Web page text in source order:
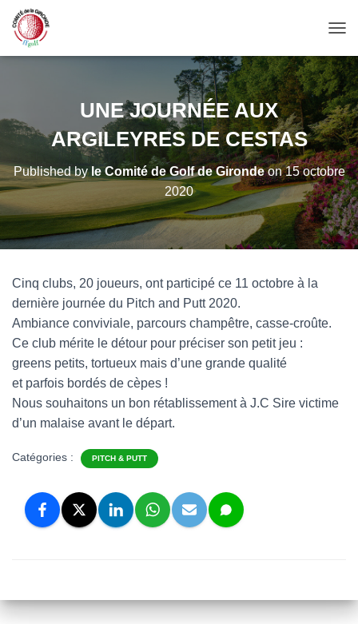
UNE JOURNÉE AUX
ARGILEYRES DE CESTAS
Published by le Comité de Golf de Girondeon15 octobre
2020
Cinq clubs, 20 joueurs, ont participé ce 11 octobre à la
dernière journée du Pitch and Putt 2020.
Ambiance conviviale, parcours champêtre, casse-croûte.
Ce club mérite le détour pour préciser son petit jeu :
greens petits, tortueux mais d’une grande qualité
et parfois bordés de cèpes !
Nous souhaitons un bon rétablissement à J.C Sire victime
d’un malaise avant le départ.
Catégories : PITCH & PUTT